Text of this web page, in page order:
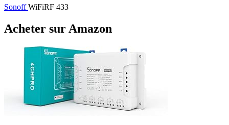
SonoffWiFiRF 433
Acheter sur Amazon